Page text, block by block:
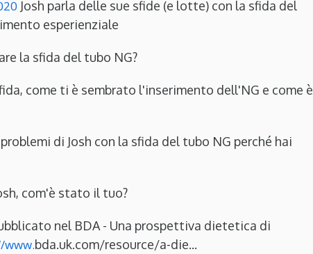
Josh parla delle sue sfide (e lotte) con la sfida del
esperienziale
la sfida del tubo NG?
come ti è sembrato l'inserimento dell'NG e come è
di Josh con la sfida del tubo NG perché hai
com'è stato il tuo?
nel BDA - Una prospettiva dietetica di
www.bda.uk.com/resource/a-die...